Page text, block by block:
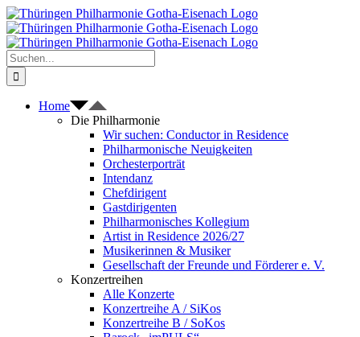
Zum
Inhalt
springen
Suche
nach:
Home
Die Philharmonie
Wir suchen: Conductor in Residence
Philharmonische Neuigkeiten
Orchesterporträt
Intendanz
Chefdirigent
Gastdirigenten
Philharmonisches Kollegium
Artist in Residence 2026/27
Musikerinnen & Musiker
Gesellschaft der Freunde und Förderer e. V.
Konzertreihen
Alle Konzerte
Konzertreihe A / SiKos
Konzertreihe B / SoKos